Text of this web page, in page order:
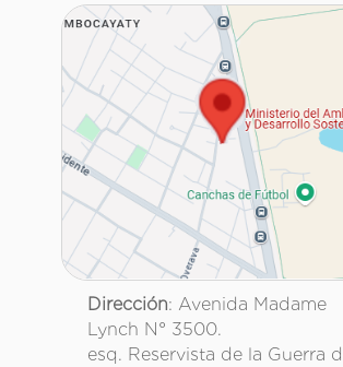
Dirección: Avenida Madame
Lynch N° 3500.
esq. Reservista de la Guerra